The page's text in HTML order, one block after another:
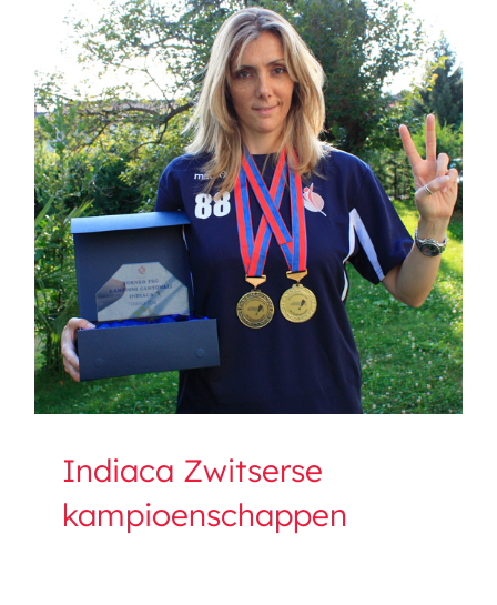
Indiaca Zwitserse
kampioenschappen
Indiaca Zwitserse
kampioenschappen